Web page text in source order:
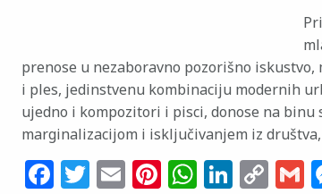
prenose u nezaboravno pozorišno
i ples, jedinstvenu kombinaciju modernih
ujedno i kompozitori i pisci, donose na
marginalizacijom i isključivanjem iz
Facebook
Twitter
EmailPinterest